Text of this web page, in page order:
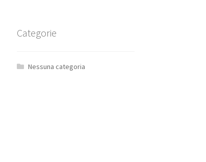
Categorie
Nessuna categoria